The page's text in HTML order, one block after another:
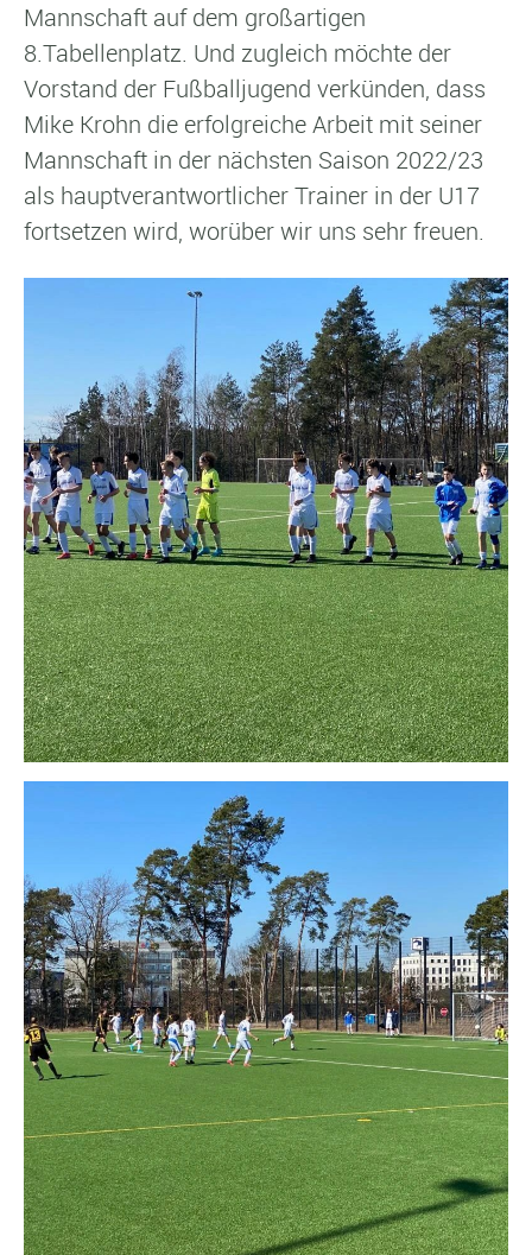
Mannschaft auf dem großartigen
8.Tabellenplatz. Und zugleich möchte der
Vorstand der Fußballjugend verkünden, dass
Mike Krohn die erfolgreiche Arbeit mit seiner
Mannschaft in der nächsten Saison 2022/23
als hauptverantwortlicher Trainer in der U17
fortsetzen wird, worüber wir uns sehr freuen.